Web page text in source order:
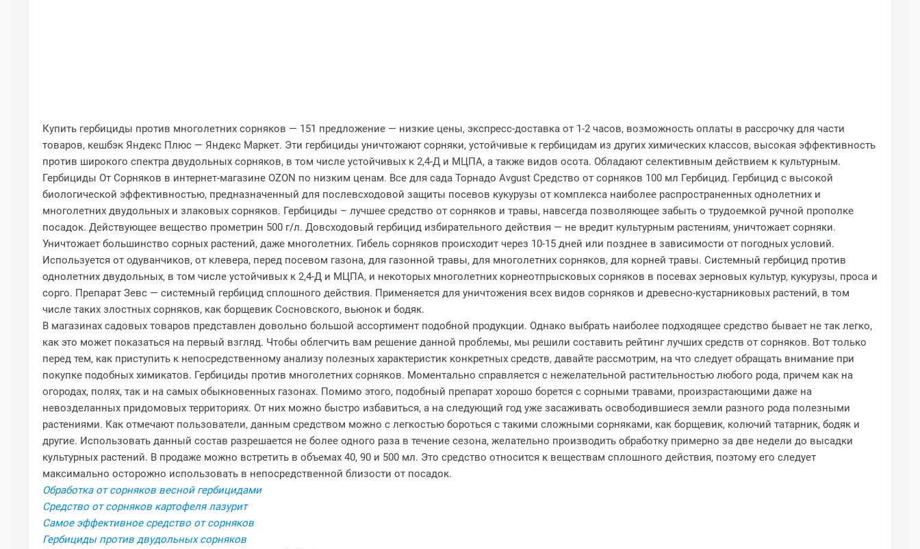
Купить гербициды против многолетних сорняков — 151 предложение — низкие цены, экспресс-доставка от 1-2 часов, возможность оплаты в рассрочку для части
товаров, кешбэк Яндекс Плюс — Яндекс Маркет. Эти гербициды уничтожают сорняки, устойчивые к гербицидам из других химических классов, высокая эффективность
против широкого спектра двудольных сорняков, в том числе устойчивых к 2,4-Д и МЦПА, а также видов осота. Обладают селективным действием к культурным.
Гербициды От Сорняков в интернет-магазине OZON по низким ценам. Все для сада Торнадо Avgust Средство от сорняков 100 мл Гербицид. Гербицид с высокой
биологической эффективностью, предназначенный для послевсходовой защиты посевов кукурузы от комплекса наиболее распространенных однолетних и
многолетних двудольных и злаковых сорняков. Гербициды – лучшее средство от сорняков и травы, навсегда позволяющее забыть о трудоемкой ручной прополке
посадок. Действующее вещество прометрин 500 г/л. Довсходовый гербицид избирательного действия — не вредит культурным растениям, уничтожает сорняки.
Уничтожает большинство сорных растений, даже многолетних. Гибель сорняков происходит через 10-15 дней или позднее в зависимости от погодных условий.
Используется от одуванчиков, от клевера, перед посевом газона, для газонной травы, для многолетних сорняков, для корней травы. Системный гербицид против
однолетних двудольных, в том числе устойчивых к 2,4-Д и МЦПА, и некоторых многолетних корнеотпрысковых сорняков в посевах зерновых культур, кукурузы, проса и
сорго. Препарат Зевс — системный гербицид сплошного действия. Применяется для уничтожения всех видов сорняков и древесно-кустарниковых растений, в том
числе таких злостных сорняков, как борщевик Сосновского, вьюнок и бодяк.
В магазинах садовых товаров представлен довольно большой ассортимент подобной продукции. Однако выбрать наиболее подходящее средство бывает не так легко,
как это может показаться на первый взгляд. Чтобы облегчить вам решение данной проблемы, мы решили составить рейтинг лучших средств от сорняков. Вот только
перед тем, как приступить к непосредственному анализу полезных характеристик конкретных средств, давайте рассмотрим, на что следует обращать внимание при
покупке подобных химикатов. Гербициды против многолетних сорняков. Моментально справляется с нежелательной растительностью любого рода, причем как на
огородах, полях, так и на самых обыкновенных газонах. Помимо этого, подобный препарат хорошо борется с сорными травами, произрастающими даже на
невозделанных придомовых территориях. От них можно быстро избавиться, а на следующий год уже засаживать освободившиеся земли разного рода полезными
растениями. Как отмечают пользователи, данным средством можно с легкостью бороться с такими сложными сорняками, как борщевик, колючий татарник, бодяк и
другие. Использовать данный состав разрешается не более одного раза в течение сезона, желательно производить обработку примерно за две недели до высадки
культурных растений. В продаже можно встретить в объемах 40, 90 и 500 мл. Это средство относится к веществам сплошного действия, поэтому его следует
максимально осторожно использовать в непосредственной близости от посадок.
Обработка от сорняков весной гербицидами
Средство от сорняков картофеля лазурит
Самое эффективное средство от сорняков
Гербициды против двудольных сорняков